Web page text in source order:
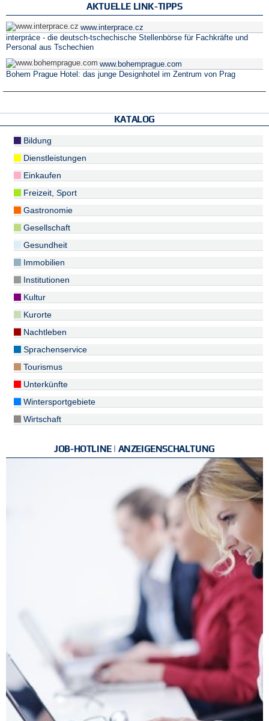
AKTUELLE LINK-TIPPS
www.interprace.cz
interpráce - die deutsch-tschechische Stellenbörse für Fachkräfte und
Personal aus Tschechien
www.bohemprague.com
Bohem Prague Hotel: das junge Designhotel im Zentrum von Prag
KATALOG
Bildung
Dienstleistungen
Einkaufen
Freizeit, Sport
Gastronomie
Gesellschaft
Gesundheit
Immobilien
Institutionen
Kultur
Kurorte
Nachtleben
Sprachenservice
Tourismus
Unterkünfte
Wintersportgebiete
Wirtschaft
JOB-HOTLINE | ANZEIGENSCHALTUNG